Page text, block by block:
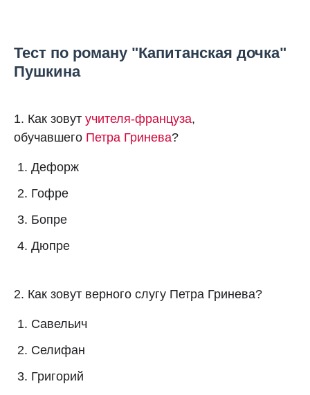
Тест по роману "Капитанская дочка"
Пушкина
1. Как зовут учителя-француза,
обучавшего Петра Гринева?
Дефорж
Гофре
Бопре
Дюпре
2. Как зовут верного слугу Петра Гринева?
Савельич
Селифан
Григорий